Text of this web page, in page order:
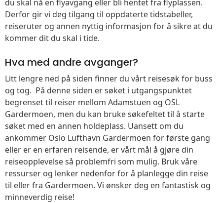
du skal nå en flyavgang eller bli hentet fra flyplassen.
Derfor gir vi deg tilgang til oppdaterte tidstabeller,
reiseruter og annen nyttig informasjon for å sikre at du
kommer dit du skal i tide.
Hva med andre avganger?
Litt lengre ned på siden finner du vårt reisesøk for buss
og tog. På denne siden er søket i utgangspunktet
begrenset til reiser mellom Adamstuen og OSL
Gardermoen, men du kan bruke søkefeltet til å starte
søket med en annen holdeplass. Uansett om du
ankommer Oslo Lufthavn Gardermoen for første gang
eller er en erfaren reisende, er vårt mål å gjøre din
reiseopplevelse så problemfri som mulig. Bruk våre
ressurser og lenker nedenfor for å planlegge din reise
til eller fra Gardermoen. Vi ønsker deg en fantastisk og
minneverdig reise!